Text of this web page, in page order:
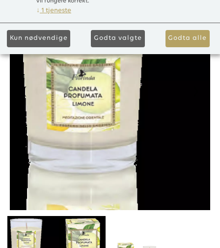
↓ 1 tjeneste
Kun nødvendige Godta valgte Godta alle